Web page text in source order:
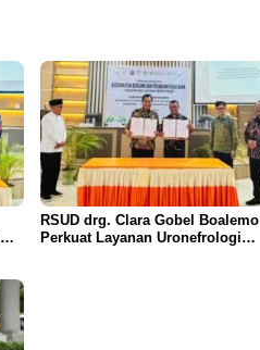
RSUD drg. Clara Gobel Boalemo
Perkuat Layanan Uronefrologi